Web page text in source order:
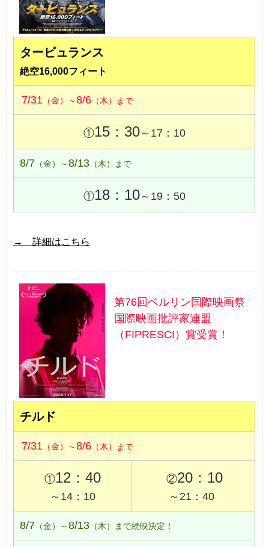
タービュランス
絶空16,000フィート
7/31 （金）～8/6 （木）まで
①15：30～17：10
8/7 （金）～8/13 （木）まで
①18：10～19：50
→ 詳細はこちら
第76回ベルリン国際映画祭
国際映画批評家連盟
（FIPRESCI）賞受賞！
チルド
7/31 （金）～8/6 （木）まで
①12：40
～14：10
②20：10
～21：40
8/7 （金）～8/13 （木）まで続映決定！